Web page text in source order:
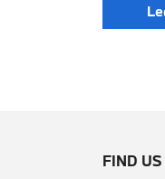
FIND US